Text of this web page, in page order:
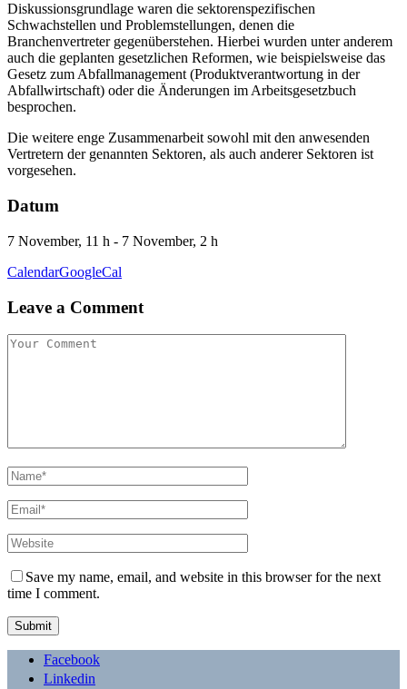
Diskussionsgrundlage waren die sektorenspezifischen
Schwachstellen und Problemstellungen, denen die
Branchenvertreter gegenüberstehen. Hierbei wurden unter anderem
auch die geplanten gesetzlichen Reformen, wie beispielsweise das
Gesetz zum Abfallmanagement (Produktverantwortung in der
Abfallwirtschaft) oder die Änderungen im Arbeitsgesetzbuch
besprochen.
Die weitere enge Zusammenarbeit sowohl mit den anwesenden
Vertretern der genannten Sektoren, als auch anderer Sektoren ist
vorgesehen.
Datum
7 November, 11 h - 7 November, 2 h
CalendarGoogleCal
Leave a Comment
Save my name, email, and website in this browser for the next
time I comment.
Facebook
Linkedin